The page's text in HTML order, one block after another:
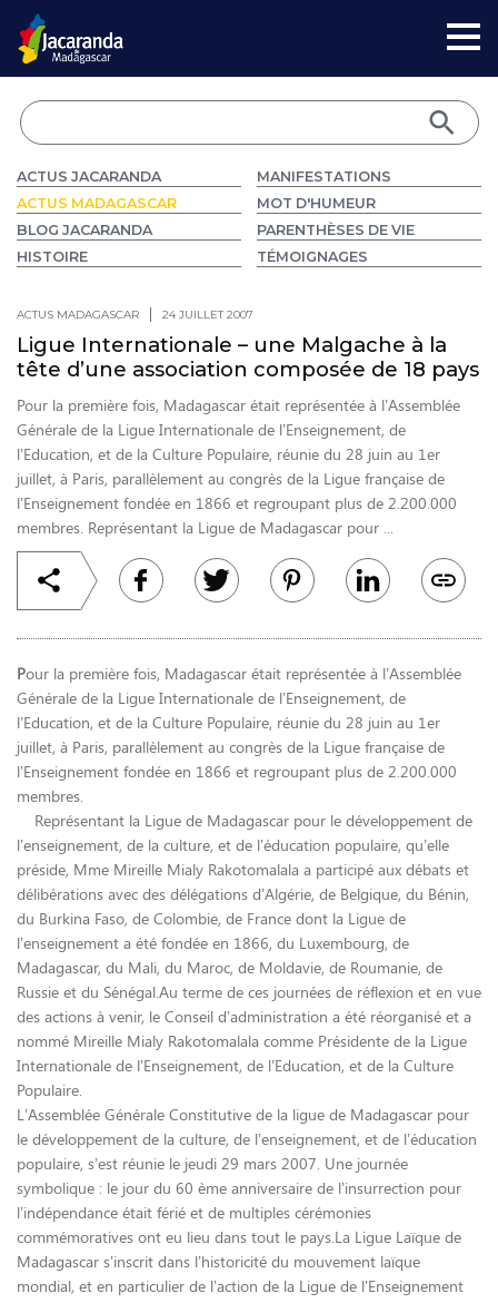
ACTUS JACARANDA
ACTUS MADAGASCAR
BLOG JACARANDA
HISTOIRE
MANIFESTATIONS
MOT D'HUMEUR
PARENTHÈSES DE VIE
TÉMOIGNAGES
ACTUS MADAGASCAR 24 JUILLET 2007
Ligue Internationale – une Malgache à la
tête d’une association composée de 18 pays
Pour la première fois, Madagascar était représentée à l’Assemblée
Générale de la Ligue Internationale de l’Enseignement, de
l’Education, et de la Culture Populaire, réunie du 28 juin au 1er
juillet, à Paris, parallèlement au congrès de la Ligue française de
l’Enseignement fondée en 1866 et regroupant plus de 2.200.000
membres. Représentant la Ligue de Madagascar pour ...
Pour la première fois, Madagascar était représentée à l’Assemblée
Générale de la Ligue Internationale de l’Enseignement, de
l’Education, et de la Culture Populaire, réunie du 28 juin au 1er
juillet, à Paris, parallèlement au congrès de la Ligue française de
l’Enseignement fondée en 1866 et regroupant plus de 2.200.000
membres.
Représentant la Ligue de Madagascar pour le développement de
l’enseignement, de la culture, et de l’éducation populaire, qu’elle
préside, Mme Mireille Mialy Rakotomalala a participé aux débats et
délibérations avec des délégations d’Algérie, de Belgique, du Bénin,
du Burkina Faso, de Colombie, de France dont la Ligue de
l’enseignement a été fondée en 1866, du Luxembourg, de
Madagascar, du Mali, du Maroc, de Moldavie, de Roumanie, de
Russie et du Sénégal.Au terme de ces journées de réflexion et en vue
des actions à venir, le Conseil d’administration a été réorganisé et a
nommé Mireille Mialy Rakotomalala comme Présidente de la Ligue
Internationale de l’Enseignement, de l’Education, et de la Culture
Populaire.
L’Assemblée Générale Constitutive de la ligue de Madagascar pour
le développement de la culture, de l’enseignement, et de l’éducation
populaire, s’est réunie le jeudi 29 mars 2007. Une journée
symbolique : le jour du 60 ème anniversaire de l’insurrection pour
l’indépendance était férié et de multiples cérémonies
commémoratives ont eu lieu dans tout le pays.La Ligue Laïque de
Madagascar s’inscrit dans l’historicité du mouvement laïque
mondial, et en particulier de l’action de la Ligue de l’Enseignement